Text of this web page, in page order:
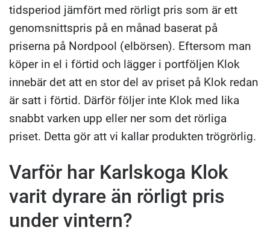
tidsperiod jämfört med rörligt pris som är ett
genomsnittspris på en månad baserat på
priserna på Nordpool (elbörsen). Eftersom man
köper in el i förtid och lägger i portföljen Klok
innebär det att en stor del av priset på Klok redan
är satt i förtid. Därför följer inte Klok med lika
snabbt varken upp eller ner som det rörliga
priset. Detta gör att vi kallar produkten trögrörlig.
Varför har Karlskoga Klok
varit dyrare än rörligt pris
under vintern?